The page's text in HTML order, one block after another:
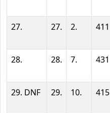
27. 27. 2. 411
28. 28. 7. 431
29. DNF 29. 10. 415